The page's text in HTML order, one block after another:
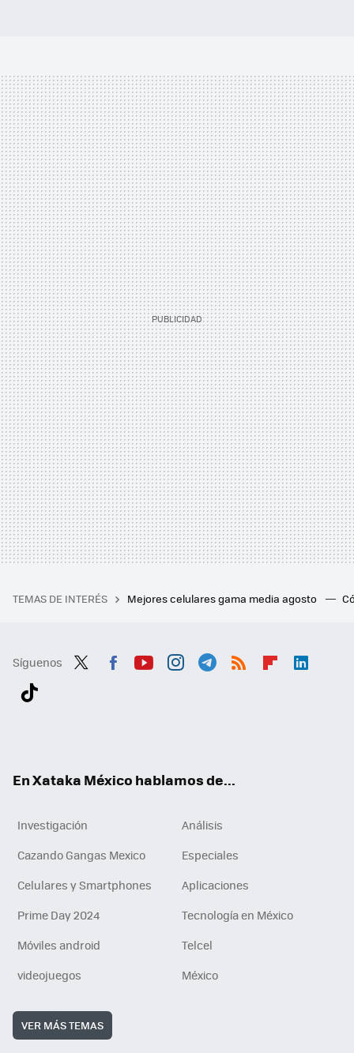
TEMAS DE INTERÉS Mejores celulares gama media agosto
Síguenos
En Xataka México hablamos de...
Investigación
Análisis
Cazando Gangas Mexico
Especiales
Celulares y Smartphones
Aplicaciones
Prime Day 2024
Tecnología en México
Móviles android
Telcel
videojuegos
México
VER MÁS TEMAS